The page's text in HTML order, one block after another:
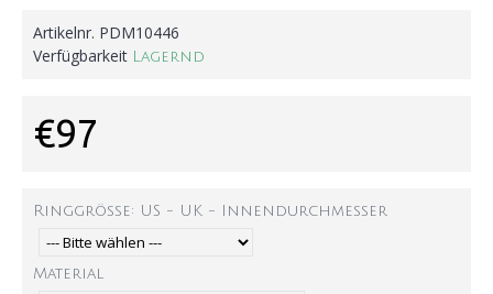
Artikelnr. PDM10446
Verfügbarkeit
Lagernd
€97
Ringgröße: US - UK - Innendurchmesser
Material